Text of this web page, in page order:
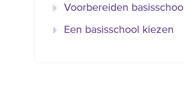
Voorbereiden basisschool
Een basisschool kiezen